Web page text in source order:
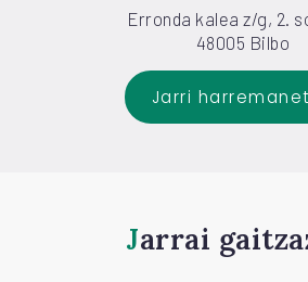
Erronda kalea z/g, 2.
48005 Bilbo
Jarri
Jarrai